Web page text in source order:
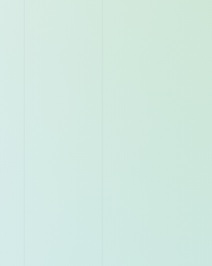
調査から戦略まで、課題に応じて一貫
まずはご相談ください。実行可能な意